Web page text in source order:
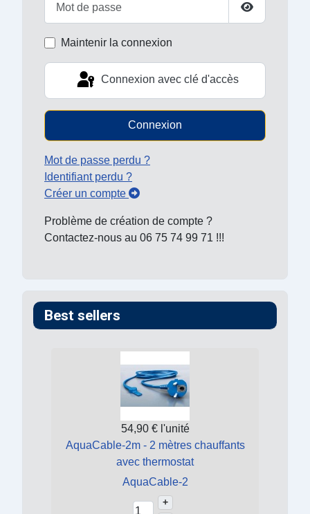
Afficher le
Maintenir la connexion
Connexion avec clé d'accès
Connexion
Mot de passe perdu ?
Identifiant perdu ?
Créer un compte
Problème de création de compte ?
Contactez-nous au 06 75 74 99 71 !!!
Best sellers
54,90 € l'unité
AquaCable-2m - 2 mètres chauffants
avec thermostat
AquaCable-2
+